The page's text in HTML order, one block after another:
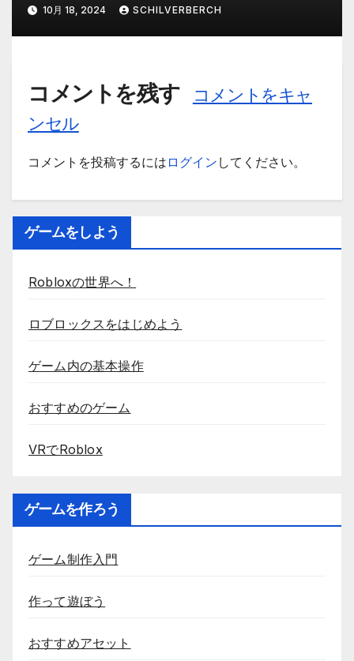
10月 18, 2024 SCHILVERBERCH
コメントを残す
コメントをキャ
ンセル
コメントを投稿するには ログイン してください。
ゲームをしよう
Robloxの世界へ！
ロブロックスをはじめよう
ゲーム内の基本操作
おすすめのゲーム
VRでRoblox
ゲームを作ろう
ゲーム制作入門
作って遊ぼう
おすすめアセット